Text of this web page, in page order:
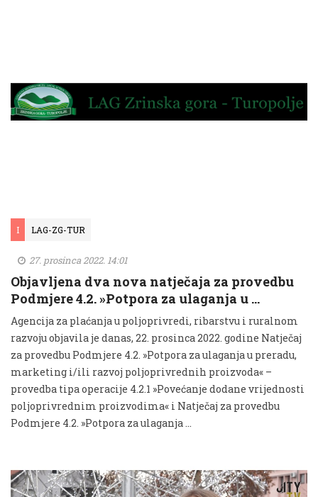
I LAG-ZG-TUR
27. prosinca 2022. 14:01
Objavljena dva nova natječaja za provedbu
Podmjere 4.2. »Potpora za ulaganja u …
Agencija za plaćanja u poljoprivredi, ribarstvu i ruralnom
razvoju objavila je danas, 22. prosinca 2022. godine Natječaj
za provedbu Podmjere 4.2. »Potpora za ulaganja u preradu,
marketing i/ili razvoj poljoprivrednih proizvoda« –
provedba tipa operacije 4.2.1 »Povećanje dodane vrijednosti
poljoprivrednim proizvodima« i Natječaj za provedbu
Podmjere 4.2. »Potpora za ulaganja …